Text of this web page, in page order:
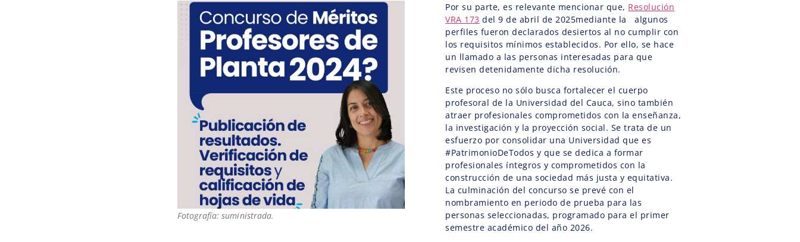
Fotografía: suministrada.
Por su parte, es relevante mencionar que, Resolución
VRA 173 del 9 de abril de 2025mediante la algunos
perfiles fueron declarados desiertos al no cumplir con
los requisitos mínimos establecidos. Por ello, se hace
un llamado a las personas interesadas para que
revisen detenidamente dicha resolución.
Este proceso no sólo busca fortalecer el cuerpo
profesoral de la Universidad del Cauca, sino también
atraer profesionales comprometidos con la enseñanza,
la investigación y la proyección social. Se trata de un
esfuerzo por consolidar una Universidad que es
#PatrimonioDeTodos y que se dedica a formar
profesionales íntegros y comprometidos con la
construcción de una sociedad más justa y equitativa.
La culminación del concurso se prevé con el
nombramiento en periodo de prueba para las
personas seleccionadas, programado para el primer
semestre académico del año 2026.